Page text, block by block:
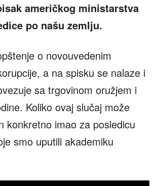
američkog ministarstva
po našu zemlju.
o novouvedenim
a na spisku se nalaze i
sa trgovinom oružjem i
Koliko ovaj slučaj može
konkretno imao za posledicu
smo uputili akademiku